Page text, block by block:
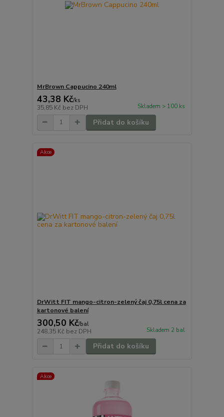
MrBrown Cappucino 240ml
43,38 Kč/ks
35,85 Kč bez DPH Skladem > 100 ks
Přidat do košíku
Akce
DrWitt FIT mango-citron-zelený čaj 0,75l cena za
kartonové balení
300,50 Kč/bal
248,35 Kč bez DPH Skladem 2 bal
Přidat do košíku
Akce